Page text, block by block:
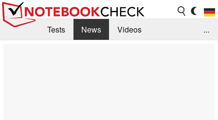
Tests News
Videos
...